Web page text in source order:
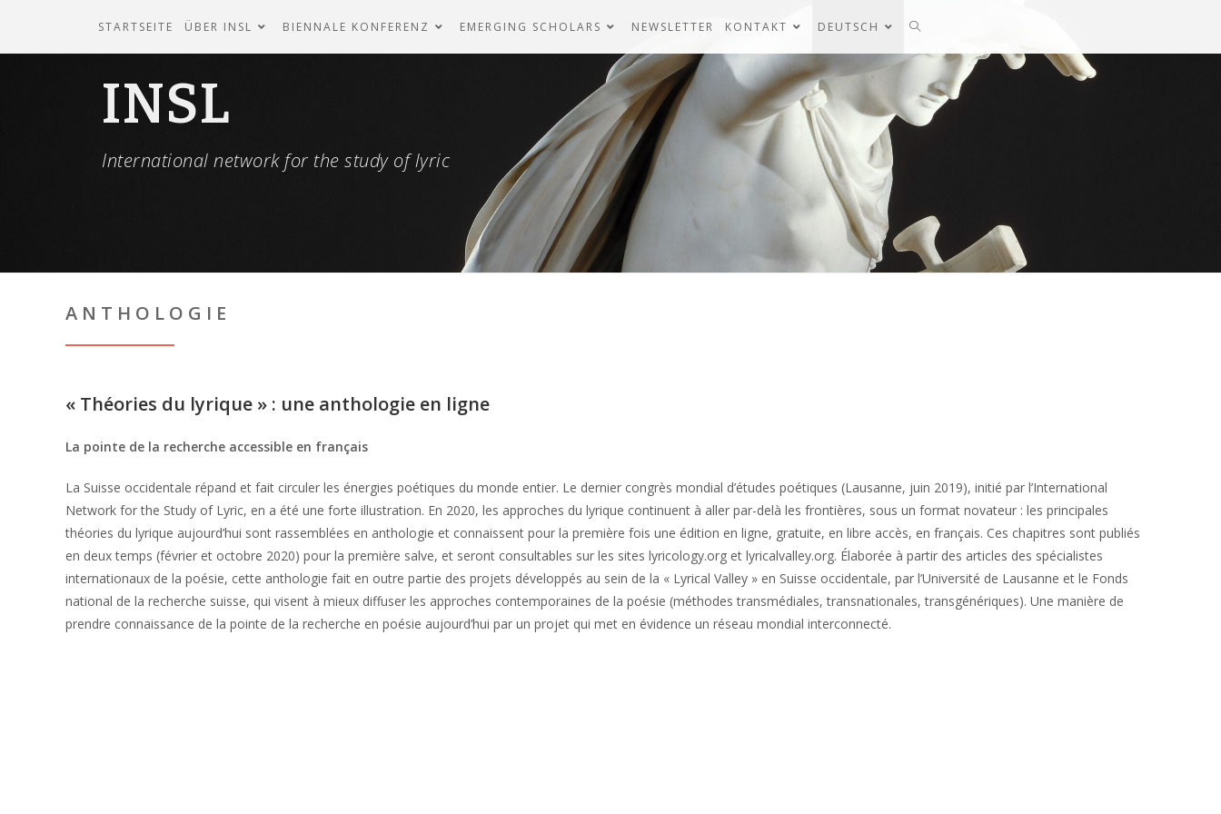
STARTSEITE ÜBER INSL BIENNALE KONFERENZ EMERGING SCHOLARS NEWSLETTER KONTAKT DEUTSCH
INSL
International network for the study of lyric
ANTHOLOGIE
« Théories du lyrique » : une anthologie en ligne
La pointe de la recherche accessible en français
La Suisse occidentale répand et fait circuler les énergies poétiques du monde entier. Le dernier congrès mondial d’études poétiques (Lausanne, juin 2019), initié par l’International
Network for the Study of Lyric, en a été une forte illustration. En 2020, les approches du lyrique continuent à aller par-delà les frontières, sous un format novateur : les principales
théories du lyrique aujourd’hui sont rassemblées en anthologie et connaissent pour la première fois une édition en ligne, gratuite, en libre accès, en français. Ces chapitres sont publiés
en deux temps (février et octobre 2020) pour la première salve, et seront consultables sur les sites lyricology.org et lyricalvalley.org. Élaborée à partir des articles des spécialistes
internationaux de la poésie, cette anthologie fait en outre partie des projets développés au sein de la « Lyrical Valley » en Suisse occidentale, par l’Université de Lausanne et le Fonds
national de la recherche suisse, qui visent à mieux diffuser les approches contemporaines de la poésie (méthodes transmédiales, transnationales, transgénériques). Une manière de
prendre connaissance de la pointe de la recherche en poésie aujourd’hui par un projet qui met en évidence un réseau mondial interconnecté.